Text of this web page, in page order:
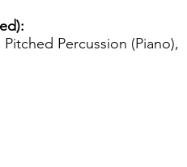
Percussion (Piano),